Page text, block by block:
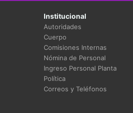
Institucional
Autoridades
Cuerpo
Comisiones Internas
Nómina de Personal
Ingreso Personal Planta
Política
Correos y Teléfonos